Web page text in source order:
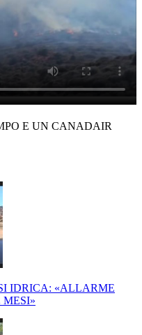
E UN CANADAIR
IDRICA: «ALLARME
MESI»